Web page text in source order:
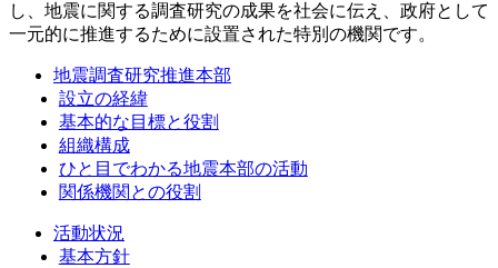
し、地震に関する調査研究の成果を社会に伝え、政府として
一元的に推進するために設置された特別の機関です。
地震調査研究推進本部
設立の経緯
基本的な目標と役割
組織構成
ひと目でわかる地震本部の活動
関係機関との役割
活動状況
基本方針